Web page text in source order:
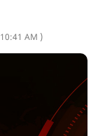
10:41 AM )